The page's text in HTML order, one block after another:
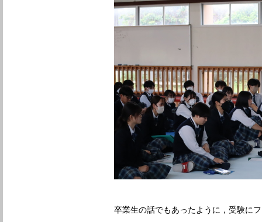
卒業生の話でもあったように，受験に